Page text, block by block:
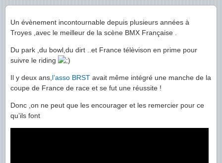
Un évènement incontournable depuis plusieurs années à
Troyes ,avec le meilleur de la scène BMX Française .
Du park ,du bowl,du dirt ..et France télèvison en prime pour
suivre le riding
Il y deux ans, l’asso BRST avait même intégré une manche de la
coupe de France de race et se fut une réussite !
Donc ,on ne peut que les encourager et les remercier pour ce
qu’ils font